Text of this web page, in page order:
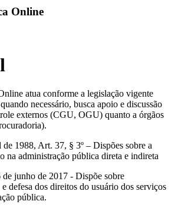
Online
atua conforme a legislação vigente
necessário, busca apoio e discussão
externos (CGU, OGU) quanto a órgãos
de 1988, Art. 37, § 3º – Dispões sobre a
na administração pública direta e indireta
de junho de 2017 - Dispõe sobre
defesa dos direitos do usuário dos serviços
pública.